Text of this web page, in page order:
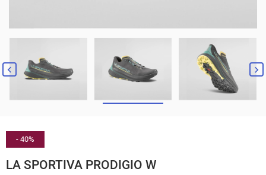
 
- 40%
LA SPORTIVA PRODIGIO W